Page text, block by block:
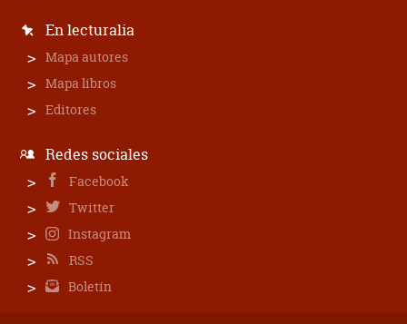
En lecturalia
Mapa autores
Mapa libros
Editores
Redes sociales
Facebook
Twitter
Instagram
RSS
Boletín